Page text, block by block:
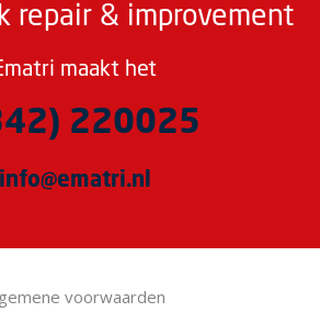
repair & improvement
maakt het
220025
info@ematri.nl
voorwaarden